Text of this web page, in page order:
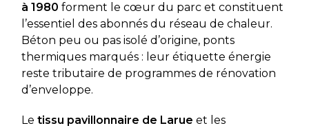
à 1980 forment le cœur du parc et constituent
l’essentiel des abonnés du réseau de chaleur.
Béton peu ou pas isolé d’origine, ponts
thermiques marqués : leur étiquette énergie
reste tributaire de programmes de rénovation
d’enveloppe.
Le tissu pavillonnaire de Larue et les